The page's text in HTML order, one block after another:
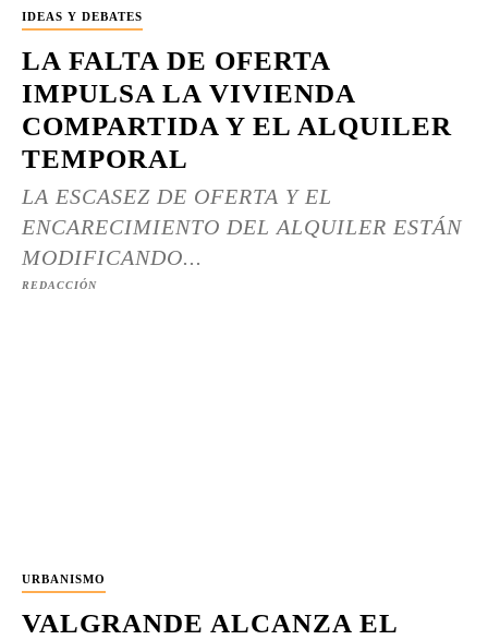
IDEAS Y DEBATES
LA FALTA DE OFERTA
IMPULSA LA VIVIENDA
COMPARTIDA Y EL ALQUILER
TEMPORAL
LA ESCASEZ DE OFERTA Y EL
ENCARECIMIENTO DEL ALQUILER ESTÁN
MODIFICANDO...
REDACCIÓN
URBANISMO
VALGRANDE ALCANZA EL